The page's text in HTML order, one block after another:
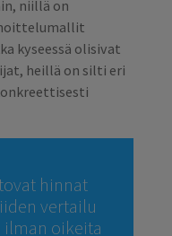
niillä on
kyseessä olisivat
heillä on silti eri
hinnat
vertailu
oikeita